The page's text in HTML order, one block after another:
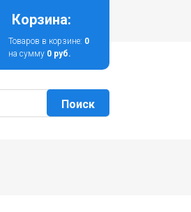
Корзина:
Товаров в корзине: 0
на сумму 0 руб.